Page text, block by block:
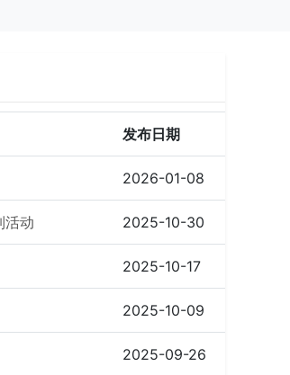
发布日期
2026-01-08
活动 2025-10-30
2025-10-17
2025-10-09
2025-09-26